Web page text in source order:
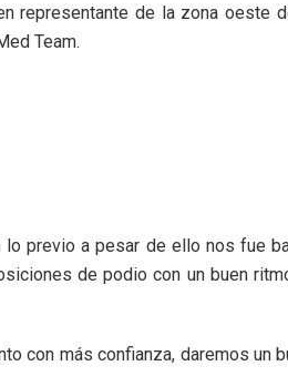
de la zona oeste
Team.
previo a pesar de ello nos fue
de podio con un buen
con más confianza, daremos un